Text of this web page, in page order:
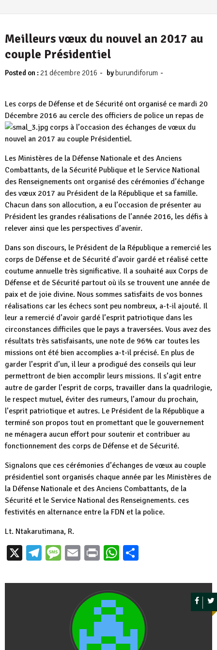
Meilleurs vœux du nouvel an 2017 au
couple Présidentiel
Posted on : 21 décembre 2016 - by burundiforum -
Les corps de Défense et de Sécurité ont organisé ce mardi 20
Décembre 2016 au cercle des officiers de police un repas de
corps à l’occasion des échanges de vœux du
nouvel an 2017 au couple Présidentiel.
Les Ministères de la Défense Nationale et des Anciens
Combattants, de la Sécurité Publique et le Service National
des Renseignements ont organisé des cérémonies d’échange
des vœux 2017 au Président de la République et sa famille.
Chacun dans son allocution, a eu l’occasion de présenter au
Président les grandes réalisations de l’année 2016, les défis à
relever ainsi que les perspectives d’avenir.
Dans son discours, le Président de la République a remercié les
corps de Défense et de Sécurité d’avoir gardé et réalisé cette
coutume annuelle très significative. Il a souhaité aux Corps de
Défense et de Sécurité partout où ils se trouvent une année de
paix et de joie divine. Nous sommes satisfaits de vos bonnes
réalisations car les échecs sont peu nombreux, a-t-il ajouté. Il
leur a remercié d’avoir gardé l’esprit patriotique dans les
circonstances difficiles que le pays a traversées. Vous avez des
résultats très satisfaisants, une note de 96% car toutes les
missions ont été bien accomplies a-t-il précisé. En plus de
garder l’esprit d’un, il leur a prodigué des conseils qui leur
permettront de bien accomplir leurs missions. Il s’agit entre
autre de garder l’esprit de corps, travailler dans la quadrilogie,
le respect mutuel, éviter des rumeurs, l’amour du prochain,
l’esprit patriotique et autres. Le Président de la République a
terminé son propos tout en promettant que le gouvernement
ne ménagera aucun effort pour soutenir et contribuer au
fonctionnement des corps de Défense et de Sécurité.
Signalons que ces cérémonies d’échanges de vœux au couple
présidentiel sont organisés chaque année par les Ministères de
la Défense Nationale et des Anciens Combattants, de la
Sécurité et le Service National des Renseignements. ces
festivités en alternance entre la FDN et la police.
Lt. Ntakarutimana, R.
X Telegram
Message
EmailPrintWhatsApp